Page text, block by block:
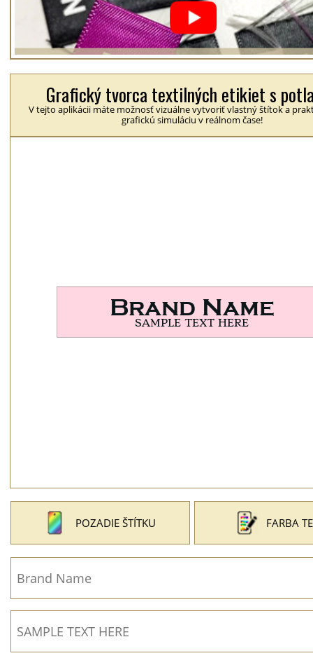
Grafický tvorca textilných etikiet s
V tejto aplikácii máte možnosť vizuálne vytvoriť vlastný štítok a
grafickú simuláciu v reálnom čase!
POZADIE ŠTÍTKU FARBA